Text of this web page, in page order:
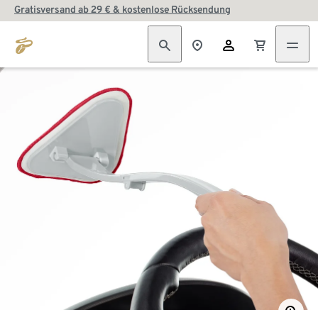
Gratisversand ab 29 € & kostenlose Rücksendung